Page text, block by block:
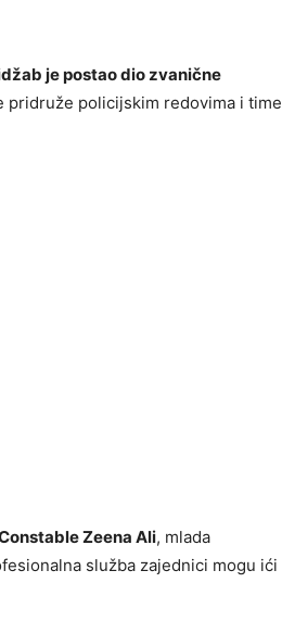
je postao dio zvanične
pridruže policijskim redovima i time
Zeena Ali, mlada
služba zajednici mogu ići